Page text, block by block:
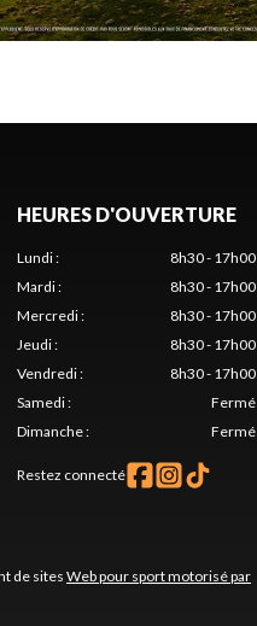
HEURES D'OUVERTURE
Lundi:
8h30 - 17h00
Mardi:
8h30 - 17h00
Mercredi:
8h30 - 17h00
Jeudi:
8h30 - 17h00
Vendredi:
8h30 - 17h00
Samedi:
Fermé
Dimanche: Fermé
Restez connecté
de sitesWeb pour sport motorisé par